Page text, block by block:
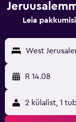
Leia
West
R 14.08
2 külalist, 1